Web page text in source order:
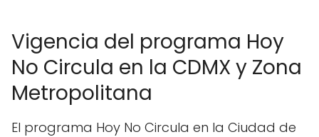
Vigencia del programa Hoy
No Circula en la CDMX y Zona
Metropolitana
El programa Hoy No Circula en la Ciudad de